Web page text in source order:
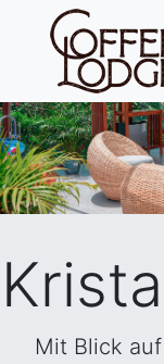
Mit Blick